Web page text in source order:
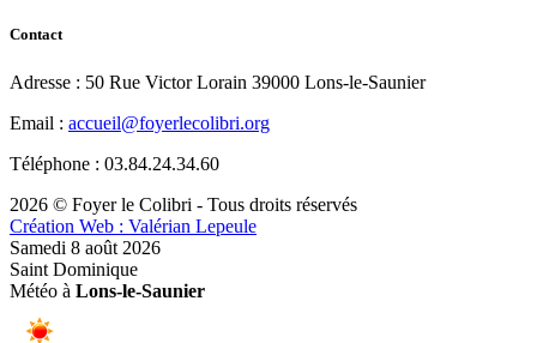
Contact
Adresse : 50 Rue Victor Lorain 39000 Lons-le-Saunier
Email : accueil@foyerlecolibri.org
Téléphone : 03.84.24.34.60
2026 © Foyer le Colibri - Tous droits réservés
Création Web : Valérian Lepeule
Samedi 8 août 2026
Saint Dominique
Météo à Lons-le-Saunier